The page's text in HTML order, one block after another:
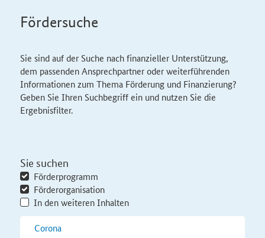
Fördersuche
Sie sind auf der Suche nach finanzieller Unterstützung,
dem passenden Ansprechpartner oder weiterführenden
Informationen zum Thema Förderung und Finanzierung?
Geben Sie Ihren Suchbegriff ein und nutzen Sie die
Ergebnisfilter.
Sie suchen
Förderprogramm
Förderorganisation
In den weiteren Inhalten